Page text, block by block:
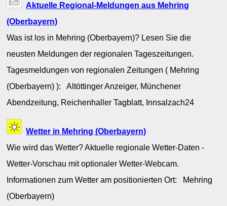
Aktuelle Regional-Meldungen aus Mehring
(Oberbayern)
Was ist los in Mehring (Oberbayern)? Lesen Sie die
neusten Meldungen der regionalen Tageszeitungen.
Tagesmeldungen von regionalen Zeitungen ( Mehring
(Oberbayern) ): Altöttinger Anzeiger, Münchener
Abendzeitung, Reichenhaller Tagblatt, Innsalzach24
Wetter in Mehring (Oberbayern)
Wie wird das Wetter? Aktuelle regionale Wetter-Daten -
Wetter-Vorschau mit optionaler Wetter-Webcam.
Informationen zum Wetter am positionierten Ort: Mehring
(Oberbayern)